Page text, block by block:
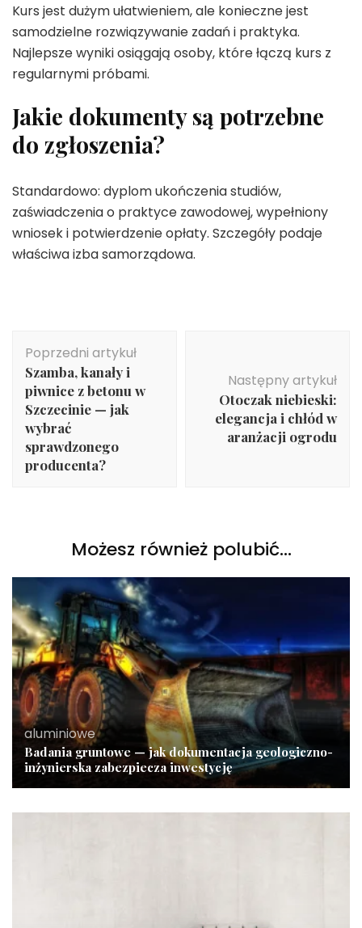
Kurs jest dużym ułatwieniem, ale konieczne jest
samodzielne rozwiązywanie zadań i praktyka.
Najlepsze wyniki osiągają osoby, które łączą kurs z
regularnymi próbami.
Jakie dokumenty są potrzebne
do zgłoszenia?
Standardowo: dyplom ukończenia studiów,
zaświadczenia o praktyce zawodowej, wypełniony
wniosek i potwierdzenie opłaty. Szczegóły podaje
właściwa izba samorządowa.
wpisu
Poprzedni artykuł
Szamba, kanały i
piwnice z betonu w
Szczecinie — jak
wybrać
sprawdzonego
producenta?
Następny artykuł
Otoczak niebieski:
elegancja i chłód w
aranżacji ogrodu
Możesz również polubić…
aluminiowe
Badania gruntowe — jak dokumentacja geologiczno-
inżynierska zabezpiecza inwestycję